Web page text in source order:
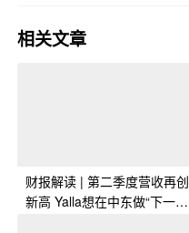
相关文章
财报解读 | 第二季度营收再创
新高 Yalla想在中东做“下一个